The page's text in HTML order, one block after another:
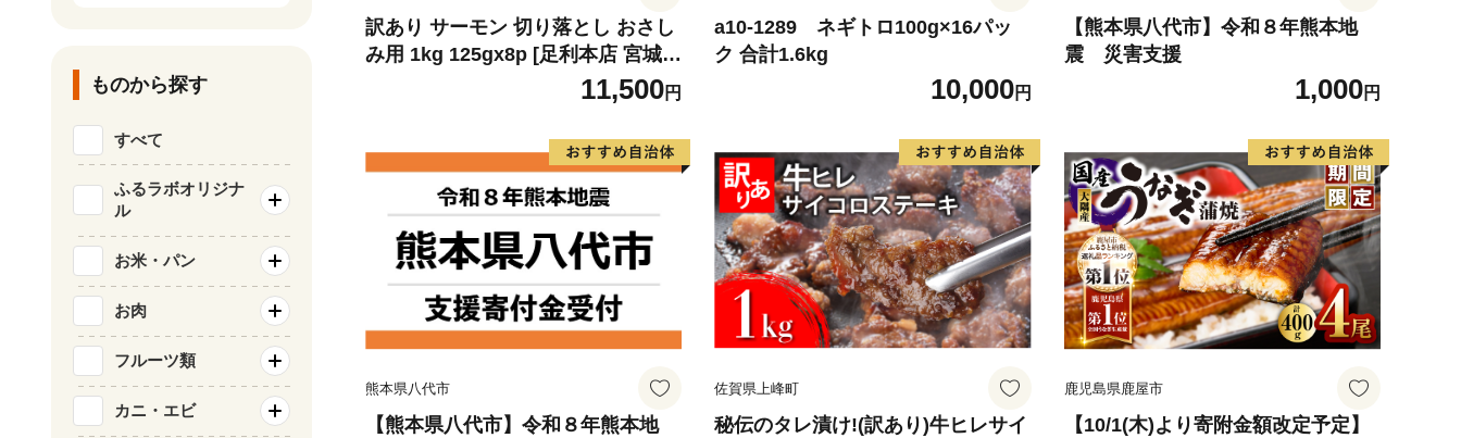
訳あり サーモン 切り落とし おさし
み用 1kg 125gx8p [足利本店 宮城県
気仙沼市 20564313] 魚 魚介類 鮭 お
刺し身 刺し身 刺身 生 生食 個包装
チリ銀鮭 銀鮭 海鮮 海鮮丼 魚介
11,500円
a10-1289 ネギトロ100g×16パッ
ク 合計1.6kg
10,000円
【熊本県八代市】令和８年熊本地
震 災害支援
1,000円
熊本県八代市
【熊本県八代市】令和８年熊本地
佐賀県上峰町
秘伝のタレ漬け!(訳あり)牛ヒレサイ
鹿児島県鹿屋市
【10/1(木)より寄附金額改定予定】
ものから探す
すべて
ふるラボオリジナ
ル
お米・パン
お肉
フルーツ類
カニ・エビ